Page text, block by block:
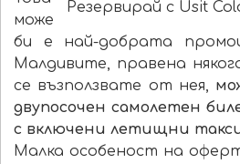
може
би е най-добрата
Малдивите, правена
се възползвате от нея,
двупосочен самолетен
с включени летищни
Малка особеност на